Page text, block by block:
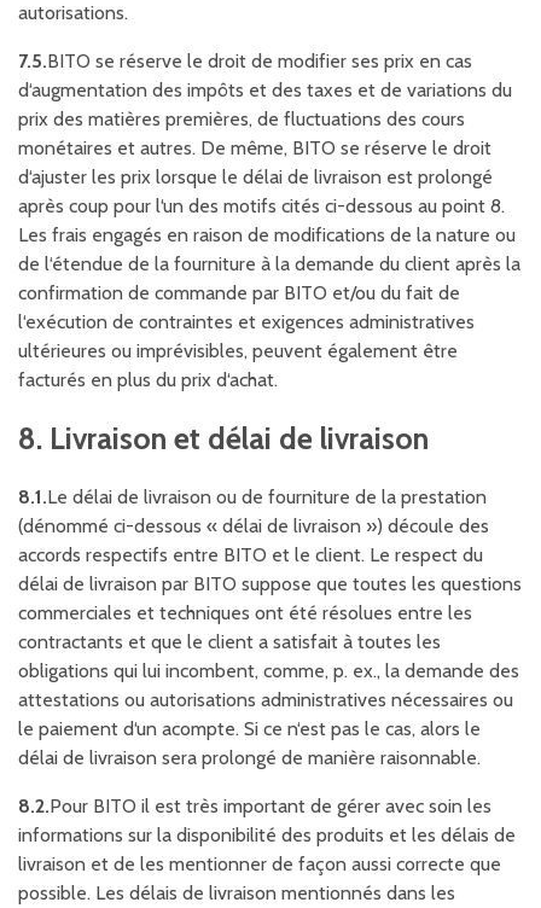
autorisations.
7.5.BITO se réserve le droit de modifier ses prix en cas
d‘augmentation des impôts et des taxes et de variations du
prix des matières premières, de fluctuations des cours
monétaires et autres. De même, BITO se réserve le droit
d‘ajuster les prix lorsque le délai de livraison est prolongé
après coup pour l‘un des motifs cités ci-dessous au point 8.
Les frais engagés en raison de modifications de la nature ou
de l‘étendue de la fourniture à la demande du client après la
confirmation de commande par BITO et/ou du fait de
l‘exécution de contraintes et exigences administratives
ultérieures ou imprévisibles, peuvent également être
facturés en plus du prix d‘achat.
8. Livraison et délai de livraison
8.1.Le délai de livraison ou de fourniture de la prestation
(dénommé ci-dessous « délai de livraison ») découle des
accords respectifs entre BITO et le client. Le respect du
délai de livraison par BITO suppose que toutes les questions
commerciales et techniques ont été résolues entre les
contractants et que le client a satisfait à toutes les
obligations qui lui incombent, comme, p. ex., la demande des
attestations ou autorisations administratives nécessaires ou
le paiement d‘un acompte. Si ce n‘est pas le cas, alors le
délai de livraison sera prolongé de manière raisonnable.
8.2.Pour BITO il est très important de gérer avec soin les
informations sur la disponibilité des produits et les délais de
livraison et de les mentionner de façon aussi correcte que
possible. Les délais de livraison mentionnés dans les